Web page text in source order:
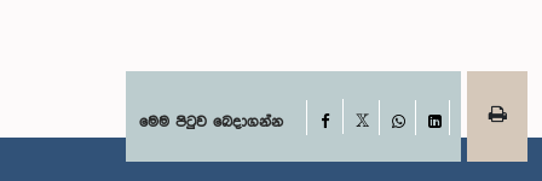
පෙ.ව. 11:41 - පෙ.ව. 11:51මෙම පිටුව බෙදාගන්න Facebook
WhatsApp
LinkedIn